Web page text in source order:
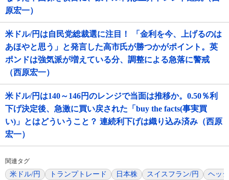
原宏一）
米ドル/円は自民党総裁選に注目！ 「金利を今、上げるのは
あほやと思う」と発言した高市氏が勝つかがポイント。英
ポンドは強気派が増えている分、調整による急落に警戒
（西原宏一）
米ドル/円は140～146円のレンジで当面は推移か。0.50％利
下げ決定後、急激に買い戻された「buy the facts(事実買
い)」とはどういうこと？ 連続利下げは織り込み済み（西原
宏一）
関連タグ
米ドル/円 トランプトレード 日本株 スイスフラン/円 ヘッ